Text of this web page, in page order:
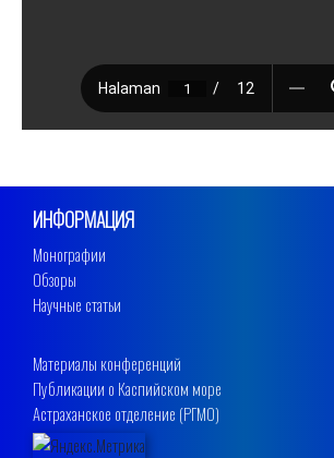
ИНФОРМАЦИЯ
Монографии
Обзоры
Научные статьи
Материалы конференций
Публикации о Каспийском море
Астраханское отделение (РГМО)